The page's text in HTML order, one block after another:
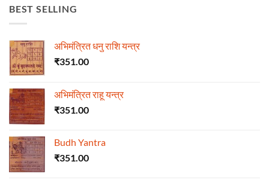
BEST SELLING
अभिमंत्रित धनु राशि यन्त्र
₹351.00
अभिमंत्रित राहू यन्त्र
₹351.00
Budh Yantra
₹351.00